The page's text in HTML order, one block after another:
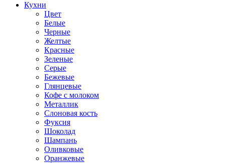
Кухни
Цвет
Белые
Черные
Желтые
Красные
Зеленые
Серые
Бежевые
Глянцевые
Кофе с молоком
Металлик
Слоновая кость
Фуксия
Шоколад
Шампань
Оливковые
Оранжевые